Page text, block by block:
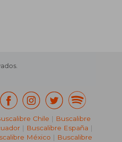
Chile | Buscalibre
| Buscalibre España |
México | Buscalibre